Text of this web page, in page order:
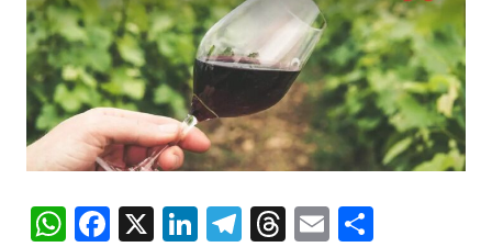
WhatsApp
Facebook
X LinkedIn
Telegram
Threads
Email